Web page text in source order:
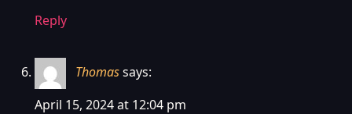
Reply
Thomassays:
April 15, 2024 at 12:04 pm